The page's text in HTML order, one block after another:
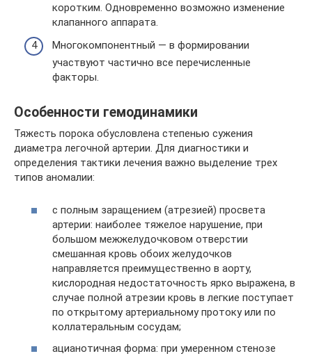
коротким. Одновременно возможно изменение
клапанного аппарата.
Многокомпонентный — в формировании
участвуют частично все перечисленные
факторы.
Особенности гемодинамики
Тяжесть порока обусловлена степенью сужения
диаметра легочной артерии. Для диагностики и
определения тактики лечения важно выделение трех
типов аномалии:
с полным заращением (атрезией) просвета
артерии: наиболее тяжелое нарушение, при
большом межжелудочковом отверстии
смешанная кровь обоих желудочков
направляется преимущественно в аорту,
кислородная недостаточность ярко выражена, в
случае полной атрезии кровь в легкие поступает
по открытому артериальному протоку или по
коллатеральным сосудам;
ацианотичная форма: при умеренном стенозе